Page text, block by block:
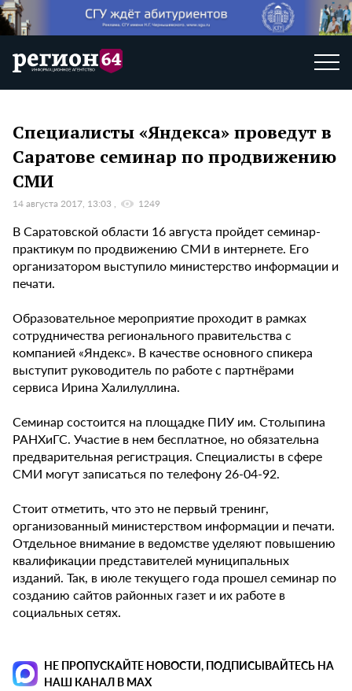
Специалисты «Яндекса» проведут в
Саратове семинар по продвижению
СМИ
14 августа 2017, 13:03 1249
В Саратовской области 16 августа пройдет семинар-
практикум по продвижению СМИ в интернете. Его
организатором выступило министерство информации и
печати.
Образовательное мероприятие проходит в рамках
сотрудничества регионального правительства с
компанией «Яндекс». В качестве основного спикера
выступит руководитель по работе с партнёрами
сервиса Ирина Халилуллина.
Семинар состоится на площадке ПИУ им. Столыпина
РАНХиГС. Участие в нем бесплатное, но обязательна
предварительная регистрация. Специалисты в сфере
СМИ могут записаться по телефону 26-04-92.
Стоит отметить, что это не первый тренинг,
организованный министерством информации и печати.
Отдельное внимание в ведомстве уделяют повышению
квалификации представителей муниципальных
изданий. Так, в июле текущего года прошел семинар по
созданию сайтов районных газет и их работе в
социальных сетях.
НЕ ПРОПУСКАЙТЕ НОВОСТИ, ПОДПИСЫВАЙТЕСЬ НА
НАШ КАНАЛ В MAX